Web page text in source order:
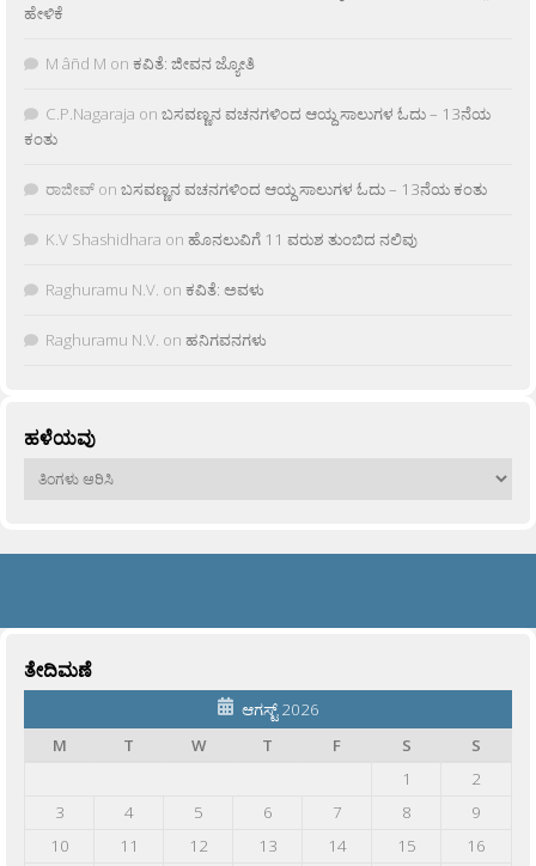
ಹೇಳಿಕೆ
M âñd M on ಕವಿತೆ: ಜೀವನ ಜ್ಯೋತಿ
C.P.Nagaraja on ಬಸವಣ್ಣನ ವಚನಗಳಿಂದ ಆಯ್ದ ಸಾಲುಗಳ ಓದು – 13ನೆಯ
ಕಂತು
ರಾಜೀವ್ on ಬಸವಣ್ಣನ ವಚನಗಳಿಂದ ಆಯ್ದ ಸಾಲುಗಳ ಓದು – 13ನೆಯ ಕಂತು
K.V Shashidhara on ಹೊನಲುವಿಗೆ 11 ವರುಶ ತುಂಬಿದ ನಲಿವು
Raghuramu N.V. on ಕವಿತೆ: ಅವಳು
Raghuramu N.V. on ಹನಿಗವನಗಳು
ಹಳೆಯವು
ಹಳೆಯವು
ತೇದಿಮಣೆ
ಆಗಸ್ಟ್ 2026
M
T W T F S
S
1
2
3
4 5 6 7 8
9
10
11 12 13 14 15
16